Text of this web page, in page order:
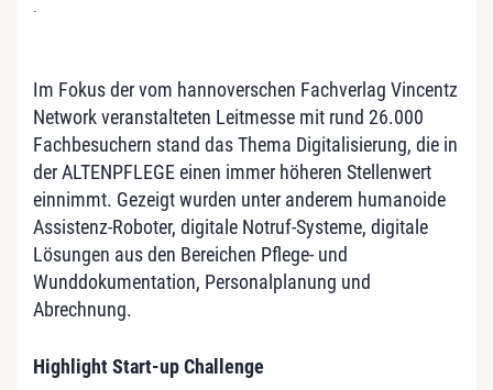
-
Im Fokus der vom hannoverschen Fachverlag Vincentz
Network veranstalteten Leitmesse mit rund 26.000
Fachbesuchern stand das Thema Digitalisierung, die in
der ALTENPFLEGE einen immer höheren Stellenwert
einnimmt. Gezeigt wurden unter anderem humanoide
Assistenz-Roboter, digitale Notruf-Systeme, digitale
Lösungen aus den Bereichen Pflege- und
Wunddokumentation, Personalplanung und
Abrechnung.
Highlight Start-up Challenge